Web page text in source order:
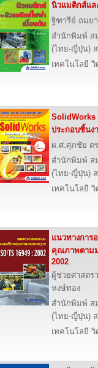
นิวแมติกส์แล
ฐิฑารีย์ ถมยา
สำนักพิมพ์ ส
(ไทย-ญี่ปุ่น)
เทคโนโลยี
SolidWorks
ประกอบชิ้นง
ผ.ศ.ศุภชัย ต
สำนักพิมพ์ ส
(ไทย-ญี่ปุ่น)
เทคโนโลยี
แนวทางการ
คุณภาพตามม
2002
ผู้ช่วยศาสตร
หงษ์ทอง
สำนักพิมพ์ ส
(ไทย-ญี่ปุ่น)
เทคโนโลยี